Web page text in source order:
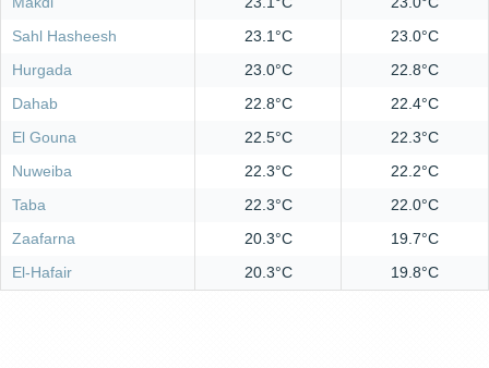
Sahl Hasheesh
23.1°C
23.0°C
Hurgada
23.0°C
22.8°C
Dahab
22.8°C
22.4°C
El Gouna
22.5°C
22.3°C
Nuweiba
22.3°C
22.2°C
Taba
22.3°C
22.0°C
Zaafarna
20.3°C
19.7°C
El-Hafair
20.3°C 19.8°C